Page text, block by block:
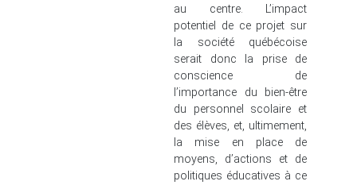
au centre. L’impact
potentiel de ce projet sur
la société québécoise
serait donc la prise de
conscience de
l’importance du bien-être
du personnel scolaire et
des élèves, et, ultimement,
la mise en place de
moyens, d’actions et de
politiques éducatives à ce